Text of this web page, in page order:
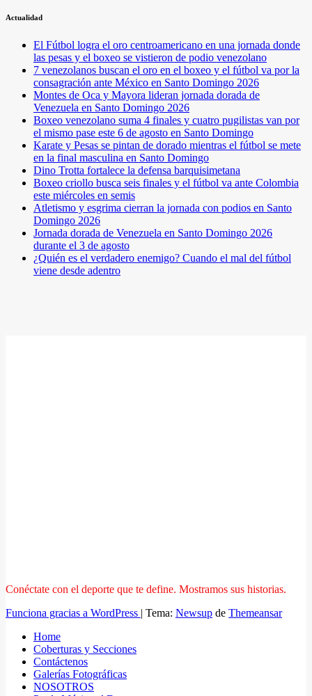
Actualidad
El Fútbol logra el oro centroamericano en una jornada donde
las pesas y el boxeo se vistieron de podio venezolano
7 venezolanos buscan el oro en el boxeo y el fútbol va por la
consagración ante México en Santo Domingo 2026
Montes de Oca y Mayora lideran jornada dorada de
Venezuela en Santo Domingo 2026
Boxeo venezolano suma 4 finales y cuatro pugilistas van por
el mismo pase este 6 de agosto en Santo Domingo
Karate y Pesas se pintan de dorado mientras el fútbol se mete
en la final masculina en Santo Domingo
Dino Trotta fortalece la defensa barquisimetana
Boxeo criollo busca seis finales y el fútbol va ante Colombia
este miércoles en semis
Atletismo y esgrima cierran la jornada con podios en Santo
Domingo 2026
Jornada dorada de Venezuela en Santo Domingo 2026
durante el 3 de agosto
¿Quién es el verdadero enemigo? Cuando el mal del fútbol
viene desde adentro
Conéctate con el deporte que te define. Mostramos sus historias.
Funciona gracias a WordPress | Tema: Newsup de Themeansar
Home
Coberturas y Secciones
Contáctenos
Galerías Fotográficas
NOSOTROS